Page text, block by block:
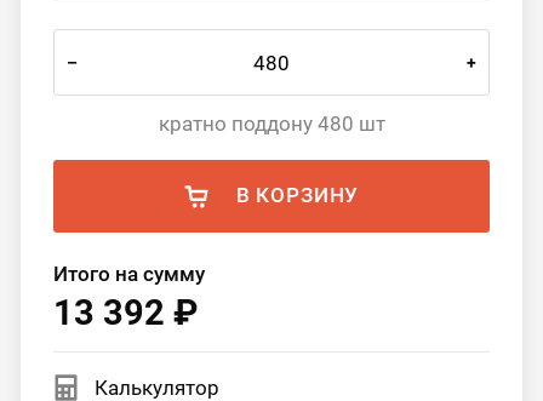
– +
кратно поддону 480 шт
В КОРЗИНУ
Итого на сумму
13 392 ₽
Калькулятор